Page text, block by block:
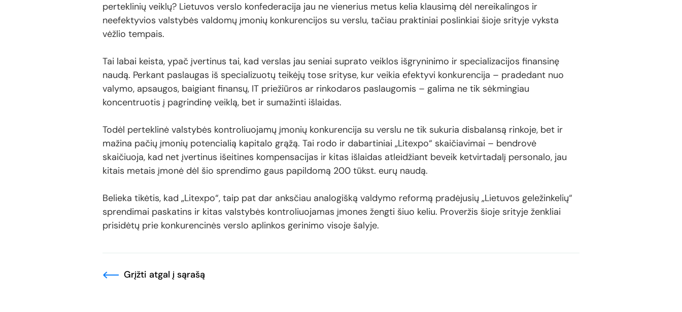
perteklinių veiklų? Lietuvos verslo konfederacija jau ne vienerius metus kelia klausimą dėl nereikalingos ir
neefektyvios valstybės valdomų įmonių konkurencijos su verslu, tačiau praktiniai poslinkiai šioje srityje vyksta
vėžlio tempais.
Tai labai keista, ypač įvertinus tai, kad verslas jau seniai suprato veiklos išgryninimo ir specializacijos finansinę
naudą. Perkant paslaugas iš specializuotų teikėjų tose srityse, kur veikia efektyvi konkurencija – pradedant nuo
valymo, apsaugos, baigiant finansų, IT priežiūros ar rinkodaros paslaugomis – galima ne tik sėkmingiau
koncentruotis į pagrindinę veiklą, bet ir sumažinti išlaidas.
Todėl perteklinė valstybės kontroliuojamų įmonių konkurencija su verslu ne tik sukuria disbalansą rinkoje, bet ir
mažina pačių įmonių potencialią kapitalo grąžą. Tai rodo ir dabartiniai „Litexpo“ skaičiavimai – bendrovė
skaičiuoja, kad net įvertinus išeitines kompensacijas ir kitas išlaidas atleidžiant beveik ketvirtadalį personalo, jau
kitais metais įmonė dėl šio sprendimo gaus papildomą 200 tūkst. eurų naudą.
Belieka tikėtis, kad „Litexpo“, taip pat dar anksčiau analogišką valdymo reformą pradėjusių „Lietuvos geležinkelių“
sprendimai paskatins ir kitas valstybės kontroliuojamas įmones žengti šiuo keliu. Proveržis šioje srityje ženkliai
prisidėtų prie konkurencinės verslo aplinkos gerinimo visoje šalyje.
Grįžti atgal į sąrašą